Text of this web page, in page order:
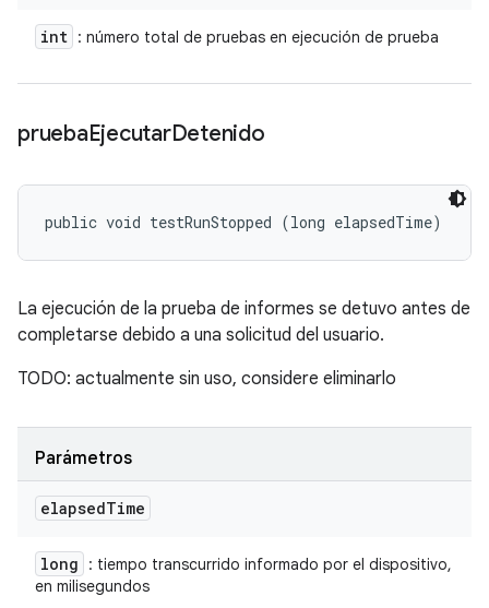
int : número total de pruebas en ejecución de prueba
pruebaEjecutarDetenido
public void testRunStopped (long elapsedTime)
La ejecución de la prueba de informes se detuvo antes de
completarse debido a una solicitud del usuario.
TODO: actualmente sin uso, considere eliminarlo
Parámetros
elapsedTime
long
: tiempo transcurrido informado por el dispositivo,
en milisegundos